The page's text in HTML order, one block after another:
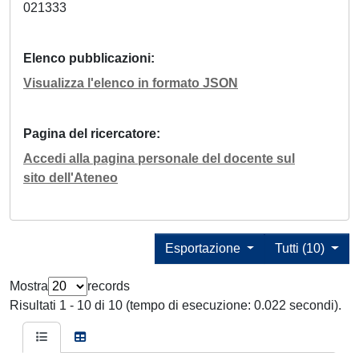
021333
Elenco pubblicazioni
Visualizza l'elenco in formato JSON
Pagina del ricercatore
Accedi alla pagina personale del docente sul
sito dell'Ateneo
Tutti (10)
Esportazione
Mostra
records
Risultati 1 - 10 di 10 (tempo di esecuzione: 0.022 secondi).